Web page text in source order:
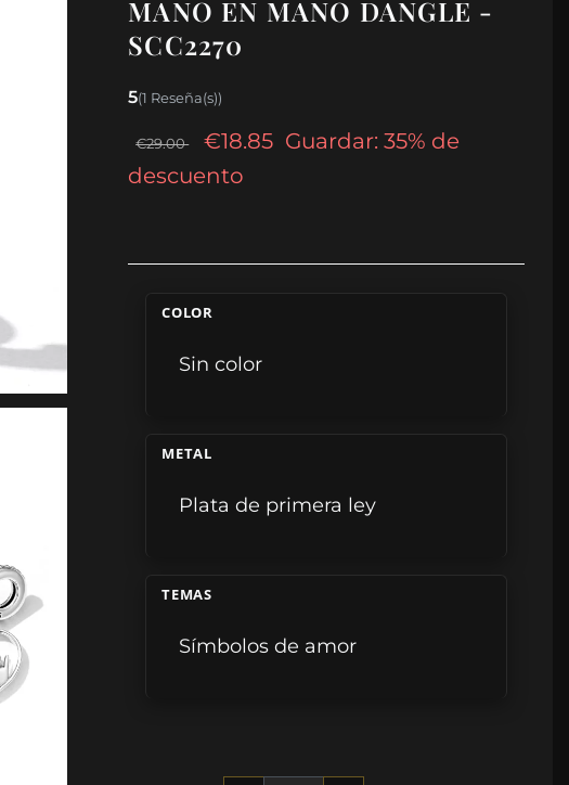
MANO EN MANO DANGLE -
SCC2270
5(1 Reseña(s))
€29.00 €18.85 Guardar: 35% de
descuento
COLOR
Sin color
METAL
Plata de primera ley
TEMAS
Símbolos de amor